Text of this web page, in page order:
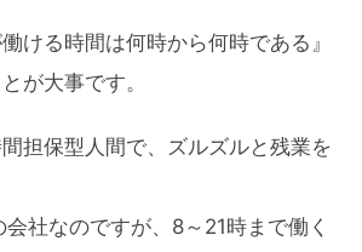
ける時間は何時から何時である』
が大事です。
担保型人間で、ズルズルと残業を
社なのですが、8～21時まで働く